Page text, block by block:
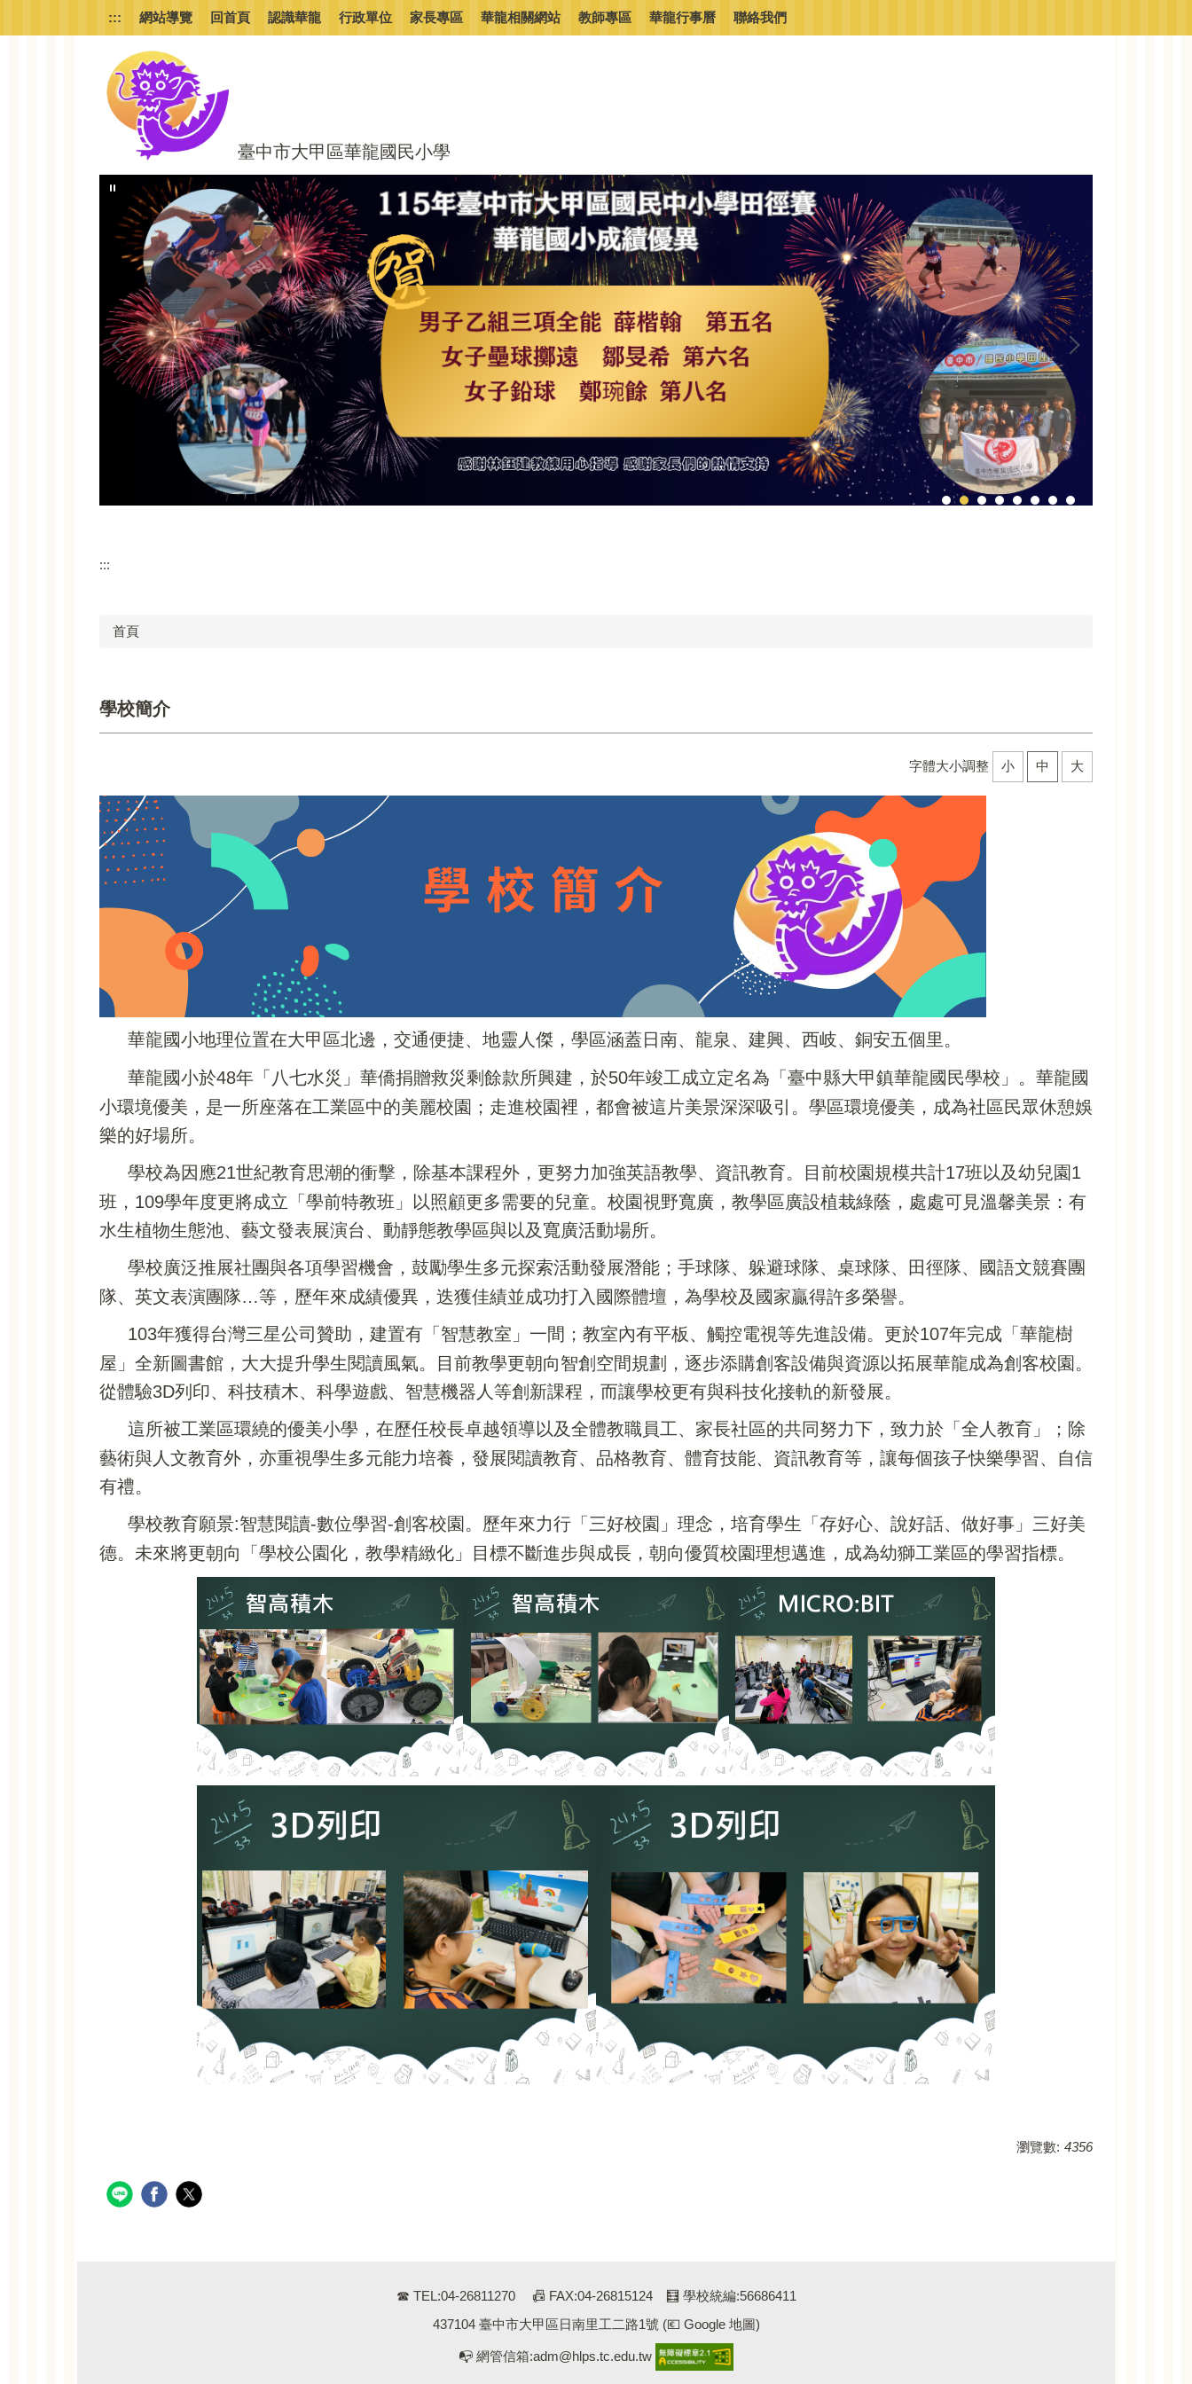
到
臺中市大甲區華龍國民小學
::: 網站導覽 回首頁 認識華龍 行政單位 家長專區 華龍相關網站 教師專區 華龍行事曆 聯絡我們
:::
首頁
學校簡介
字體大小調整 小 中 大
華龍國小地理位置在大甲區北邊，交通便捷、地靈人傑，學區涵蓋日南、龍泉、建興、西岐、銅安五個里。
華龍國小於48年「八七水災」華僑捐贈救災剩餘款所興建，於50年竣工成立定名為「臺中縣大甲鎮華龍國民學校」。華龍國
小環境優美，是一所座落在工業區中的美麗校園；走進校園裡，都會被這片美景深深吸引。學區環境優美，成為社區民眾休憩娛
樂的好場所。
學校為因應21世紀教育思潮的衝擊，除基本課程外，更努力加強英語教學、資訊教育。目前校園規模共計17班以及幼兒園1
班，109學年度更將成立「學前特教班」以照顧更多需要的兒童。校園視野寬廣，教學區廣設植栽綠蔭，處處可見溫馨美景：有
水生植物生態池、藝文發表展演台、動靜態教學區與以及寬廣活動場所。
學校廣泛推展社團與各項學習機會，鼓勵學生多元探索活動發展潛能；手球隊、躲避球隊、桌球隊、田徑隊、國語文競賽團
隊、英文表演團隊…等，歷年來成績優異，迭獲佳績並成功打入國際體壇，為學校及國家贏得許多榮譽。
103年獲得台灣三星公司贊助，建置有「智慧教室」一間；教室內有平板、觸控電視等先進設備。更於107年完成「華龍樹
屋」全新圖書館，大大提升學生閱讀風氣。目前教學更朝向智創空間規劃，逐步添購創客設備與資源以拓展華龍成為創客校園。
從體驗3D列印、科技積木、科學遊戲、智慧機器人等創新課程，而讓學校更有與科技化接軌的新發展。
這所被工業區環繞的優美小學，在歷任校長卓越領導以及全體教職員工、家長社區的共同努力下，致力於「全人教育」；除
藝術與人文教育外，亦重視學生多元能力培養，發展閱讀教育、品格教育、體育技能、資訊教育等，讓每個孩子快樂學習、自信
有禮。
學校教育願景:智慧閱讀-數位學習-創客校園。歷年來力行「三好校園」理念，培育學生「存好心、說好話、做好事」三好美
德。未來將更朝向「學校公園化，教學精緻化」目標不斷進步與成長，朝向優質校園理想邁進，成為幼獅工業區的學習指標。
瀏覽數: 4356
☎ TEL:04-26811270 📠 FAX:04-26815124 🧮 學校統編:56686411
437104 臺中市大甲區日南里工二路1號 (💶 Google 地圖)
📭 網管信箱:adm@hlps.tc.edu.tw